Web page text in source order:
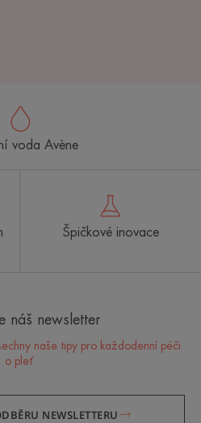
voda Avène
Špičkové inovace
náš newsletter
naše tipy pro každodenní péči
o pleť.
NEWSLETTERU